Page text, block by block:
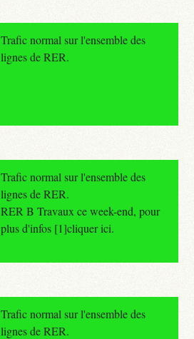
Trafic normal sur l'ensemble des
lignes de RER.
Trafic normal sur l'ensemble des
lignes de RER.
RER B Travaux ce week-end, pour
plus d'infos [1]cliquer ici.
Trafic normal sur l'ensemble des
lignes de RER.